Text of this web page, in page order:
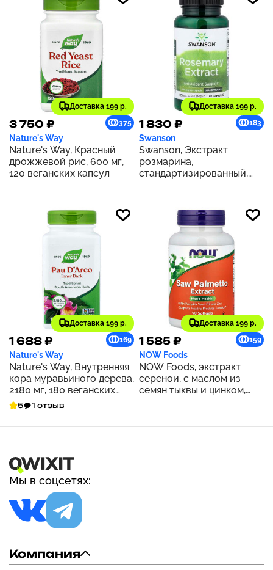
Доставка 199 р.
3 750 ₽ 375
Nature's Way
Nature's Way, Красный
дрожжевой рис, 600 мг,
120 веганских капсул
Доставка 199 р.
1 830 ₽ 183
Swanson
Swanson, Экстракт
розмарина,
стандартизированный,
Доставка 199 р.
1 688 ₽ 169
Nature's Way
Nature's Way, Внутренняя
кора муравьиного дерева,
2180 мг, 180 веганских
капсул (545 мг на капсулу)
5 1 отзыв
Доставка 199 р.
1 585 ₽ 159
NOW Foods
NOW Foods, экстракт
серенои, с маслом из
семян тыквы и цинком,
Мы в соцсетях:
Компания